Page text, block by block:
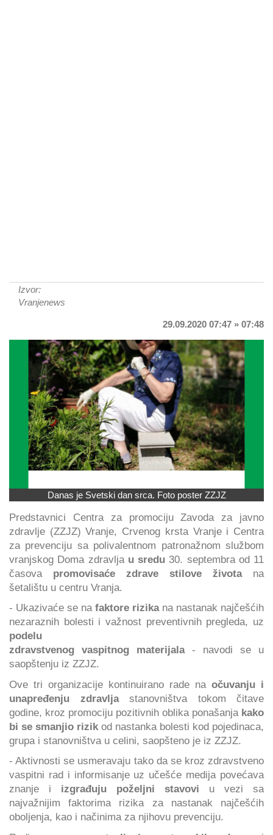
Izvor:
Vranjenews
29.09.2020 07:47 » 07:48
Danas je Svetski dan srca. Foto poster ZZJZ
Predstavnici Centra za promociju Zavoda za javno
zdravlje (ZZJZ) Vranje, Crvenog krsta Vranje i Centra
za prevenciju sa polivalentnom patronažnom službom
vranjskog Doma zdravlja u sredu 30. septembra od 11
časova promovisaće zdrave stilove života na
šetalištu u centru Vranja.
- Ukazivaće se na faktore rizika na nastanak najčešćih
nezaraznih bolesti i važnost preventivnih pregleda, uz
podelu
zdravstvenog vaspitnog materijala - navodi se u
saopštenju iz ZZJZ.
Ove tri organizacije kontinuirano rade na očuvanju i
unapređenju zdravlja stanovništva tokom čitave
godine, kroz promociju pozitivnih oblika ponašanja kako
bi se smanjio rizik od nastanka bolesti kod pojedinaca,
grupa i stanovništva u celini, saopšteno je iz ZZJZ.
- Aktivnosti se usmeravaju tako da se kroz zdravstveno
vaspitni rad i informisanje uz učešće medija povećava
znanje i izgrađuju poželjni stavovi u vezi sa
najvažnijim faktorima rizika za nastanak najčešćih
oboljenja, kao i načinima za njihovu prevenciju.